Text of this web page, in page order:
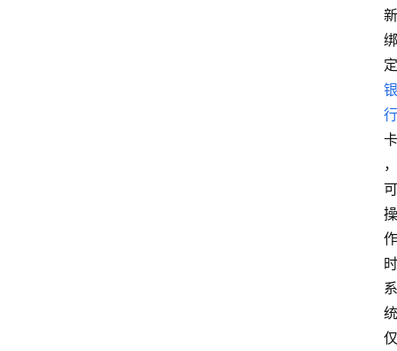
新
绑
定
银
行
卡
，
可
操
作
时
系
统
仅